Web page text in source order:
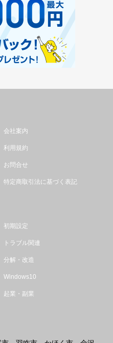
会社案内
利用規約
お問合せ
特定商取引法に基づく表記
初期設定
トラブル関連
分解・改造
Windows10
起業・副業